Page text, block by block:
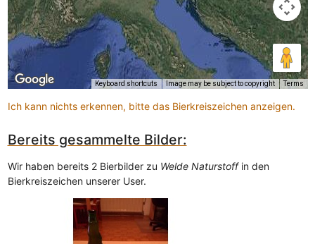
Keyboard shortcuts Image may be subject to copyright Terms
Ich kann nichts erkennen, bitte das Bierkreiszeichen anzeigen.
Bereits gesammelte Bilder:
Wir haben bereits 2 Bierbilder zu Welde Naturstoffin den
Bierkreiszeichen unserer User.